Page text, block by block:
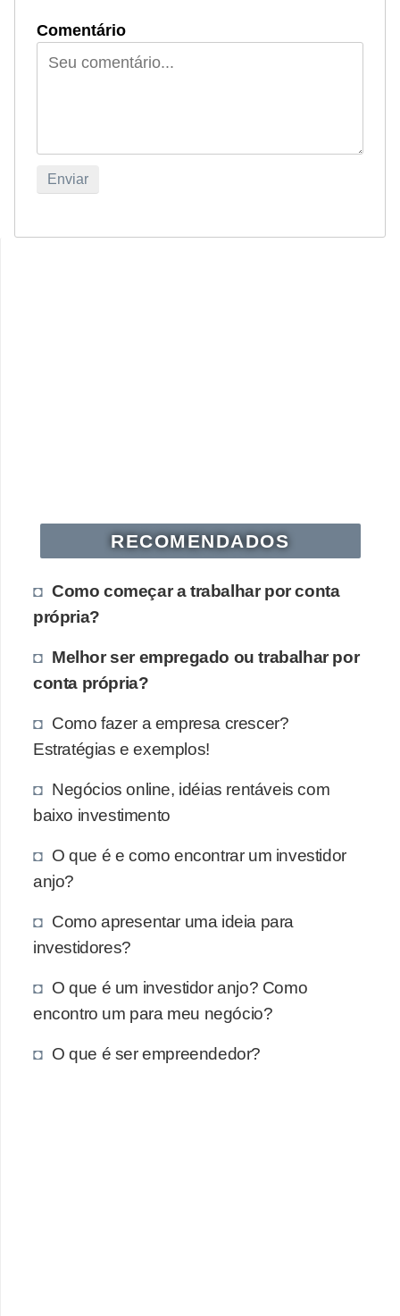
Comentário
RECOMENDADOS
Como começar a trabalhar por conta
própria?
Melhor ser empregado ou trabalhar por
conta própria?
Como fazer a empresa crescer?
Estratégias e exemplos!
Negócios online, idéias rentáveis com
baixo investimento
O que é e como encontrar um investidor
anjo?
Como apresentar uma ideia para
investidores?
O que é um investidor anjo? Como
encontro um para meu negócio?
O que é ser empreendedor?